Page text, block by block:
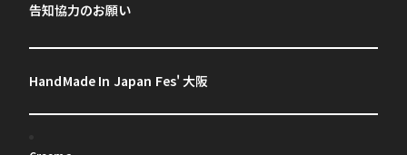
告知協力のお願い
HandMade In Japan Fes' 大阪